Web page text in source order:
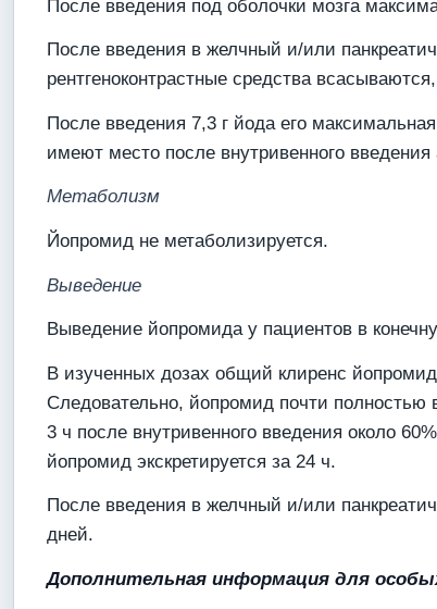
После введения под оболочки мозга
После введения в желчный и/или
рентгеноконтрастные средства
После введения 7,3 г йода его
имеют место после внутривенного
Метаболизм
Йопромид не метаболизируется.
Выведение
Выведение йопромида у пациентов в
В изученных дозах общий клиренс
Следовательно, йопромид почти полностью
3 ч после внутривенного введения около
йопромид экскретируется за 24 ч.
После введения в желчный и/или
дней.
Дополнительная информация для